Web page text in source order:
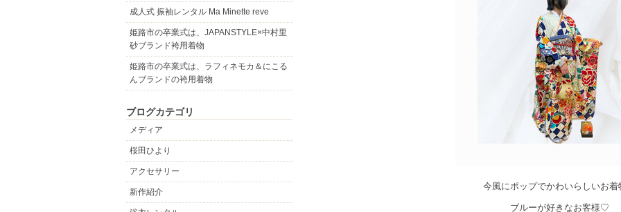
今風にポップでかわいらしいお着
ブルーが好きなお客様♡
成人式 振袖レンタル Ma Minette reve
姫路市の卒業式は、JAPANSTYLE×中村里
砂ブランド袴用着物
姫路市の卒業式は、ラフィネモカ＆にこる
んブランドの袴用着物
ブログカテゴリ
メディア
桜田ひより
アクセサリー
新作紹介